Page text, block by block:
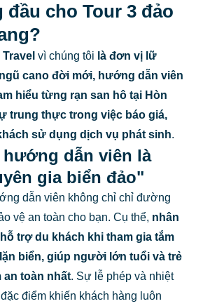
đầu cho Tour 3 đảo
Travel vì chúng tôi là đơn vị lữ
cano đời mới, hướng dẫn viên
hiểu từng rạn san hô tại Hòn
trung thực trong việc báo giá,
sử dụng dịch vụ phát sinh.
dẫn viên là
gia biển đảo"
dẫn viên không chỉ chỉ đường
vệ an toàn cho bạn. Cụ thể, nhân
trợ du khách khi tham gia tắm
biển, giúp người lớn tuổi và trẻ
an toàn nhất. Sự lễ phép và nhiệt
điểm khiến khách hàng luôn